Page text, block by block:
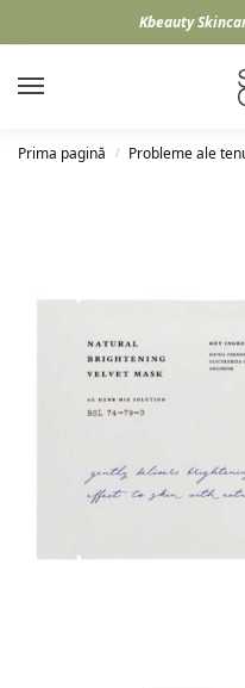
Kbeauty
Prima pagină / Probleme ale